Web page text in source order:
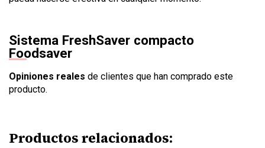
Sistema FreshSaver compacto
Foodsaver
Opiniones reales de clientes que han comprado este
producto.
Productos relacionados: